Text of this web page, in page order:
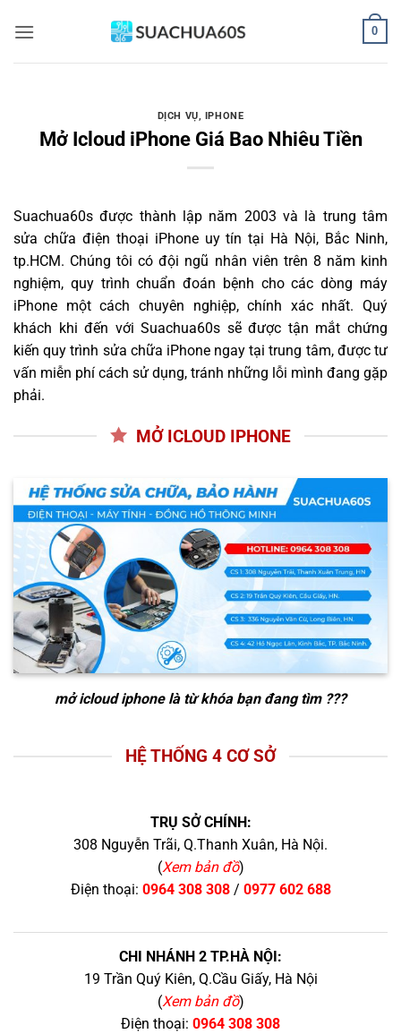
qua
0
DỊCH VỤ, IPHONE
Mở Icloud iPhone Giá Bao Nhiêu Tiền
Suachua60s được thành lập năm 2003 và là trung tâm
sửa chữa điện thoại iPhone uy tín tại Hà Nội, Bắc Ninh,
tp.HCM. Chúng tôi có đội ngũ nhân viên trên 8 năm kinh
nghiệm, quy trình chuẩn đoán bệnh cho các dòng máy
iPhone một cách chuyên nghiệp, chính xác nhất. Quý
khách khi đến với Suachua60s sẽ được tận mắt chứng
kiến quy trình sửa chữa iPhone ngay tại trung tâm, được tư
vấn miễn phí cách sử dụng, tránh những lỗi mình đang gặp
phải.
MỞ ICLOUD IPHONE
mở icloud iphonelà từ khóa bạn đang tìm ???
HỆ THỐNG 4 CƠ SỞ
TRỤ SỞ CHÍNH:
308 Nguyễn Trãi, Q.Thanh Xuân, Hà Nội.
(Xem bản đồ)
Điện thoại: 0964 308 308/ 0977 602 688
CHI NHÁNH 2 TP.HÀ NỘI:
19 Trần Quý Kiên, Q.Cầu Giấy, Hà Nội
(Xem bản đồ)
Điện thoại: 0964 308 308